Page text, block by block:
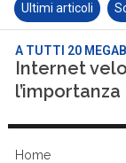
Ultimi articoli
A TUTTI 20
Internet
Home